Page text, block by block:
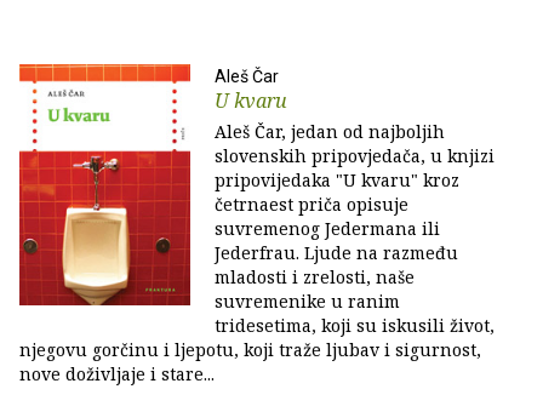
Aleš Čar
U kvaru
Aleš Čar, jedan od najboljih
slovenskih pripovjedača, u knjizi
pripovijedaka "U kvaru" kroz
četrnaest priča opisuje
suvremenog Jedermana ili
Jederfrau. Ljude na razmeđu
mladosti i zrelosti, naše
suvremenike u ranim
tridesetima, koji su iskusili život,
njegovu gorčinu i ljepotu, koji traže ljubav i sigurnost,
nove doživljaje i stare...